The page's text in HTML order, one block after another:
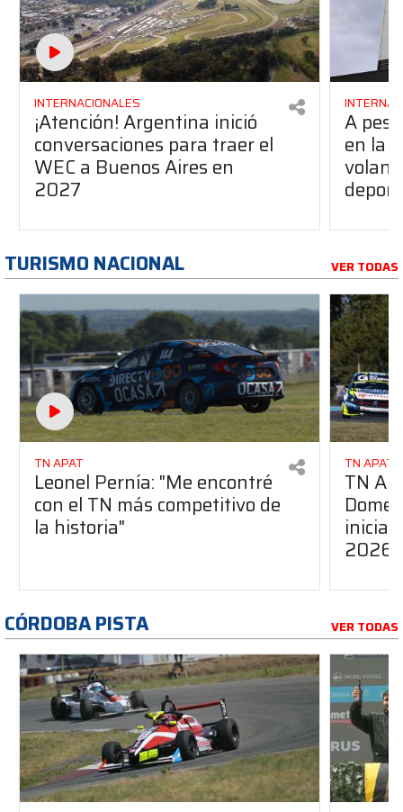
INTERNACIONALES
¡Atención! Argentina inició
conversaciones para traer el
WEC a Buenos Aires en
2027
A
en la
TURISMO NACIONAL VER TODAS
TN APAT
Leonel Pernía: "Me encontré
con el TN más competitivo de
la historia"
TN APAT
TN
2026
CÓRDOBA PISTA VER TODAS